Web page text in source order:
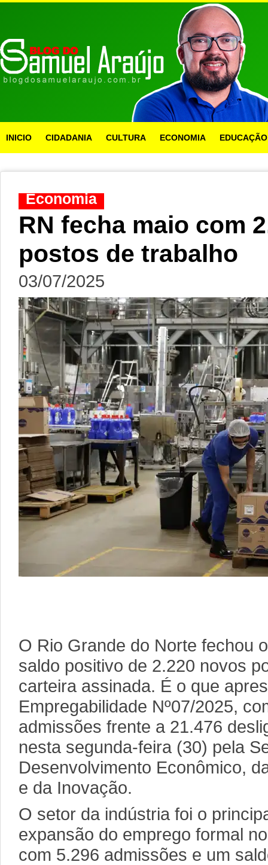
INICIO CIDADANIA CULTURA ECONOMIA EDUCAÇÃO
Economia
RN fecha maio com
postos de trabalho
03/07/2025
O Rio Grande do Norte fechou
saldo positivo de 2.220 novos
carteira assinada. É o que
Empregabilidade Nº07/2025,
admissões frente a 21.476
nesta segunda-feira (30) pela
Desenvolvimento Econômico,
e da Inovação.
O setor da indústria foi o
expansão do emprego formal
com 5.296 admissões e um